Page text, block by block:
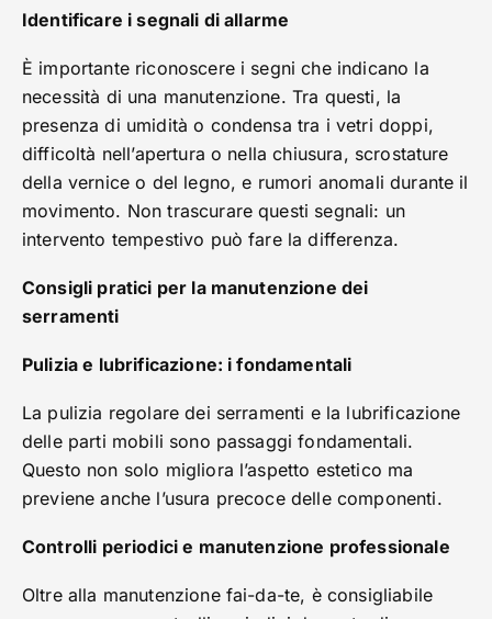
Identificare i segnali di allarme
È importante riconoscere i segni che indicano la
necessità di una manutenzione. Tra questi, la
presenza di umidità o condensa tra i vetri doppi,
difficoltà nell’apertura o nella chiusura, scrostature
della vernice o del legno, e rumori anomali durante il
movimento. Non trascurare questi segnali: un
intervento tempestivo può fare la differenza.
Consigli pratici per la manutenzione dei
serramenti
Pulizia e lubrificazione: i fondamentali
La pulizia regolare dei serramenti e la lubrificazione
delle parti mobili sono passaggi fondamentali.
Questo non solo migliora l’aspetto estetico ma
previene anche l’usura precoce delle componenti.
Controlli periodici e manutenzione professionale
Oltre alla manutenzione fai-da-te, è consigliabile